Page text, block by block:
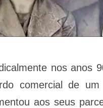
nos anos
comercial de
aos seus